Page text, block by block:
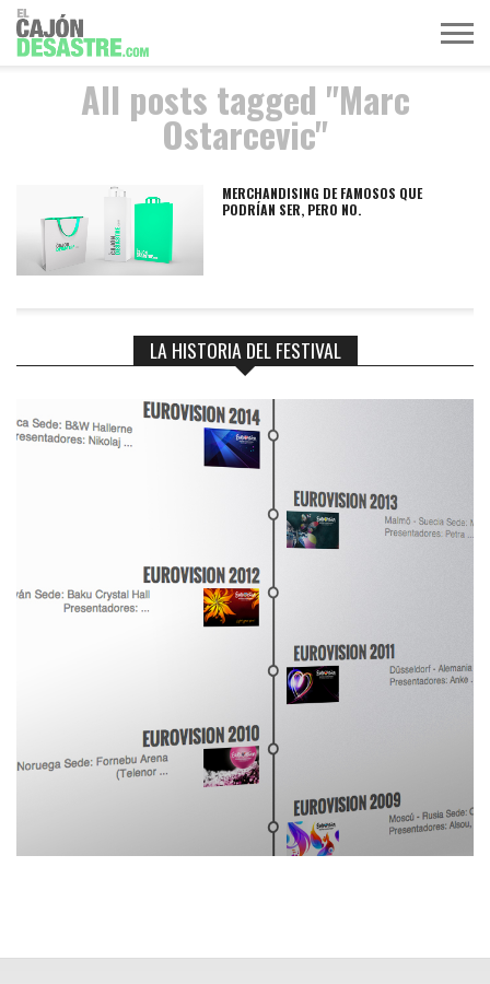
MÚSICA
TELEVISIÓN
POLÍTICA
ACTUALIDAD
EUROVISIÓN
All posts tagged "Marc
Ostarcevic"
MERCHANDISING DE FAMOSOS QUE
PODRÍAN SER, PERO NO.
LA HISTORIA DEL FESTIVAL